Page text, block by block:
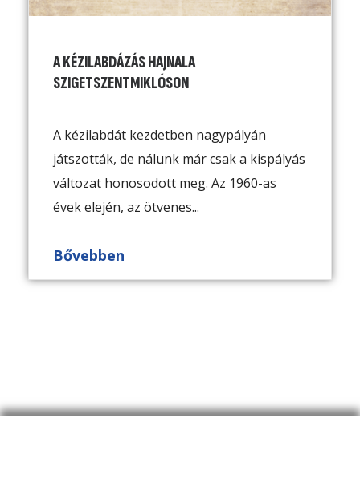
A KÉZILABDÁZÁS HAJNALA
SZIGETSZENTMIKLÓSON
A kézilabdát kezdetben nagypályán
játszották, de nálunk már csak a kispályás
változat honosodott meg. Az 1960-as
évek elején, az ötvenes...
Bővebben